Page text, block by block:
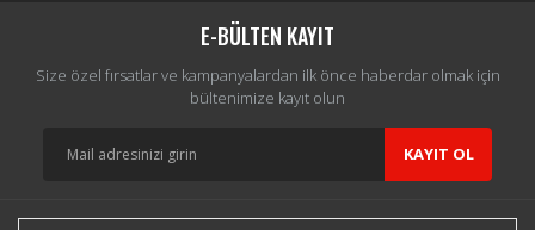
E-BÜLTEN KAYIT
Size özel fırsatlar ve kampanyalardan ilk önce haberdar olmak için
bültenimize kayıt olun
KAYIT OL